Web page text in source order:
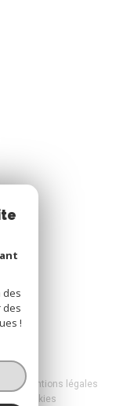
Mentions légales
Cookies
des
des
!